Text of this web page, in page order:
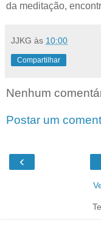
da meditação,
JJKG às 10:00
Compartilhar
Nenhum
Postar um
‹